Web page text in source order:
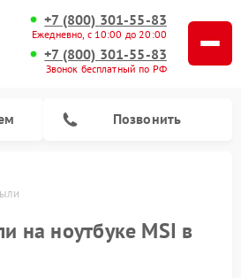
+7 (800) 301-55-83
Ежедневно, с 10:00 до 20:00
+7 (800) 301-55-83
Звонок бесплатный по РФ
Позвонить
на ноутбуке MSI в